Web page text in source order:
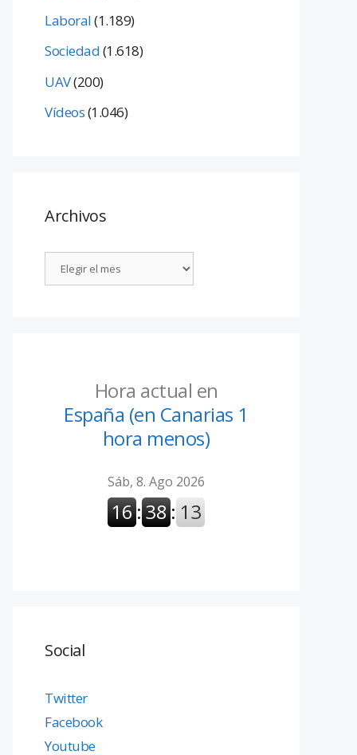
Laboral(1.189)
Sociedad(1.618)
UAV(200)
Vídeos(1.046)
Archivos
Hora actual en
España (en Canarias 1
hora menos)
Social
Twitter
Facebook
Youtube